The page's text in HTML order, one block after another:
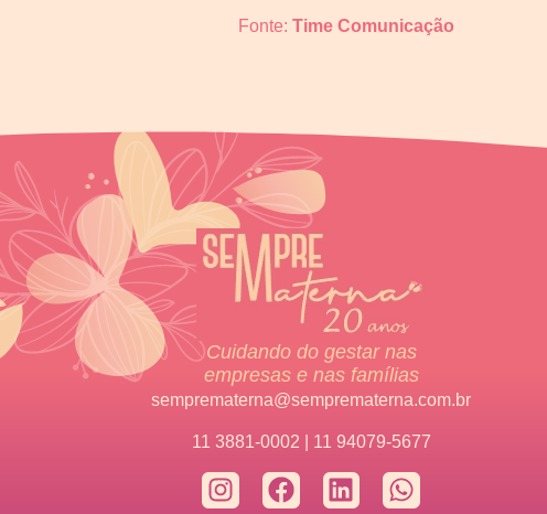
Fonte: Time Comunicação
Cuidando do gestar nas
empresas e nas famílias
semprematerna@semprematerna.com.br
11 3881-0002 | 11 94079-5677